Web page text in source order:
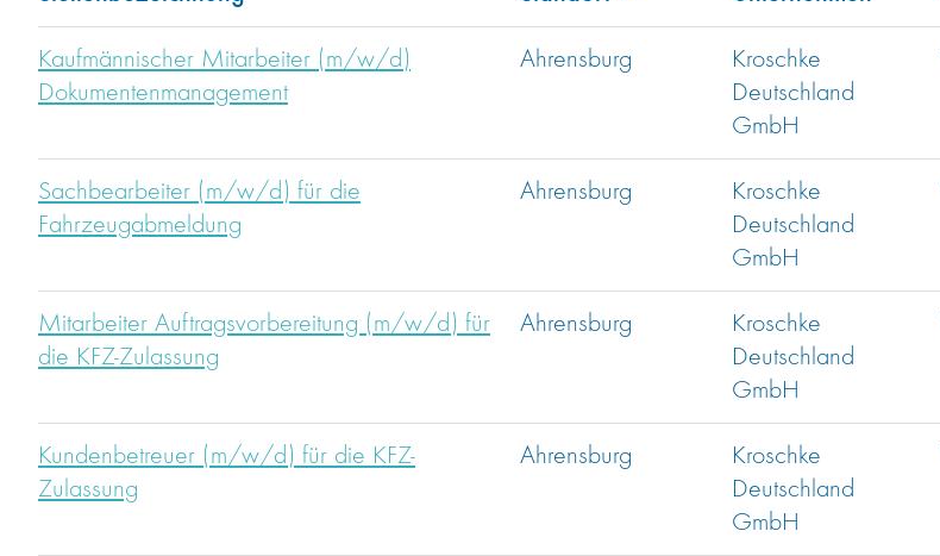
Kaufmännischer Mitarbeiter (m/w/d)
Dokumentenmanagement
Ahrensburg
Kroschke
Deutschland
GmbH
Sachbearbeiter (m/w/d) für die
Fahrzeugabmeldung
Ahrensburg
Kroschke
Deutschland
GmbH
Mitarbeiter Auftragsvorbereitung (m/w/d) für
die KFZ-Zulassung
Ahrensburg
Kroschke
Deutschland
GmbH
Kundenbetreuer (m/w/d) für die KFZ-
Zulassung
Ahrensburg
Kroschke
Deutschland
GmbH